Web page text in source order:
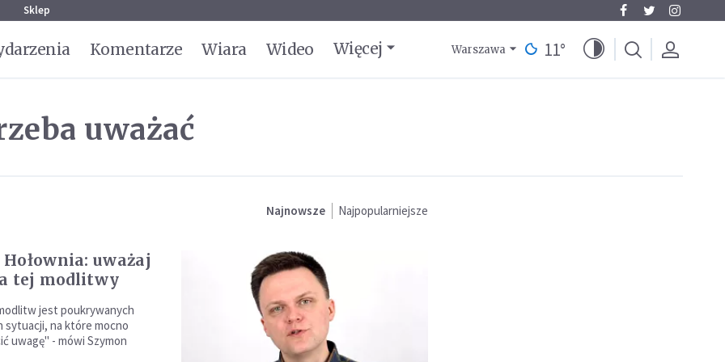
Sklep
Komentarze Wiara Wideo Więcej Warszawa 11°
uważać
Najnowsze Najpopularniejsze
uważaj
tej modlitwy
jest poukrywanych
sytuacji, na które mocno
uwagę" - mówi Szymon